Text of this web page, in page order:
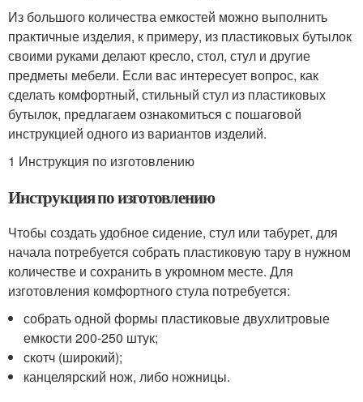
Из большого количества емкостей можно выполнить
практичные изделия, к примеру, из пластиковых бутылок
своими руками делают кресло, стол, стул и другие
предметы мебели. Если вас интересует вопрос, как
сделать комфортный, стильный стул из пластиковых
бутылок, предлагаем ознакомиться с пошаговой
инструкцией одного из вариантов изделий.
1 Инструкция по изготовлению
Инструкция по изготовлению
Чтобы создать удобное сидение, стул или табурет, для
начала потребуется собрать пластиковую тару в нужном
количестве и сохранить в укромном месте. Для
изготовления комфортного стула потребуется:
собрать одной формы пластиковые двухлитровые
емкости 200-250 штук;
скотч (широкий);
канцелярский нож, либо ножницы.